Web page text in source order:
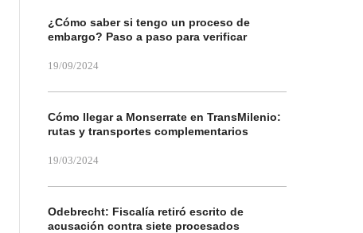
¿Cómo saber si tengo un proceso de
embargo? Paso a paso para verificar
19/09/2024
Cómo llegar a Monserrate en TransMilenio:
rutas y transportes complementarios
19/03/2024
Odebrecht: Fiscalía retiró escrito de
acusación contra siete procesados